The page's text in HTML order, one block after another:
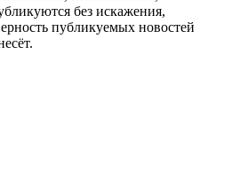
без искажения,
публикуемых новостей